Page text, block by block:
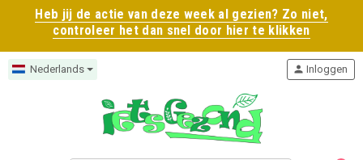
Heb jij de actie van deze week al gezien? Zo niet,
controleer het dan snel door hier te klikken
Nederlands person Inloggen